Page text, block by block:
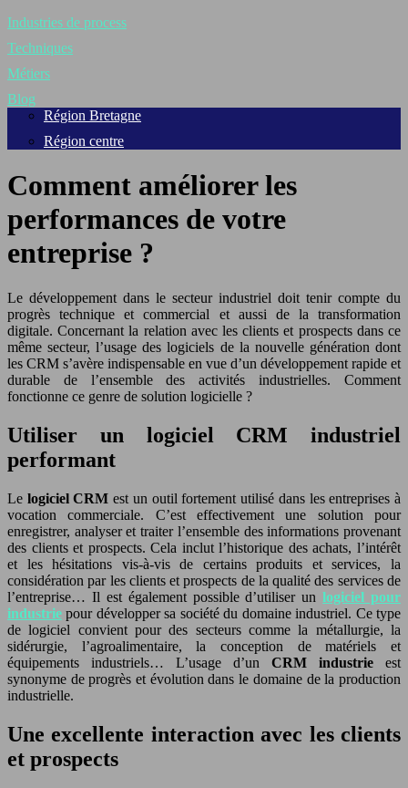
Industries de process
Techniques
Métiers
Blog
Région Bretagne
Région centre
Comment améliorer les
performances de votre
entreprise ?
Le développement dans le secteur industriel doit tenir compte du
progrès technique et commercial et aussi de la transformation
digitale. Concernant la relation avec les clients et prospects dans ce
même secteur, l’usage des logiciels de la nouvelle génération dont
les CRM s’avère indispensable en vue d’un développement rapide et
durable de l’ensemble des activités industrielles. Comment
fonctionne ce genre de solution logicielle ?
Utiliser un logiciel CRM industriel
performant
Le logiciel CRM est un outil fortement utilisé dans les entreprises à
vocation commerciale. C’est effectivement une solution pour
enregistrer, analyser et traiter l’ensemble des informations provenant
des clients et prospects. Cela inclut l’historique des achats, l’intérêt
et les hésitations vis-à-vis de certains produits et services, la
considération par les clients et prospects de la qualité des services de
l’entreprise… Il est également possible d’utiliser unlogiciel pour
industrie pour développer sa société du domaine industriel. Ce type
de logiciel convient pour des secteurs comme la métallurgie, la
sidérurgie, l’agroalimentaire, la conception de matériels et
équipements industriels… L’usage d’un CRM industrie est
synonyme de progrès et évolution dans le domaine de la production
industrielle.
Une excellente interaction avec les clients
et prospects